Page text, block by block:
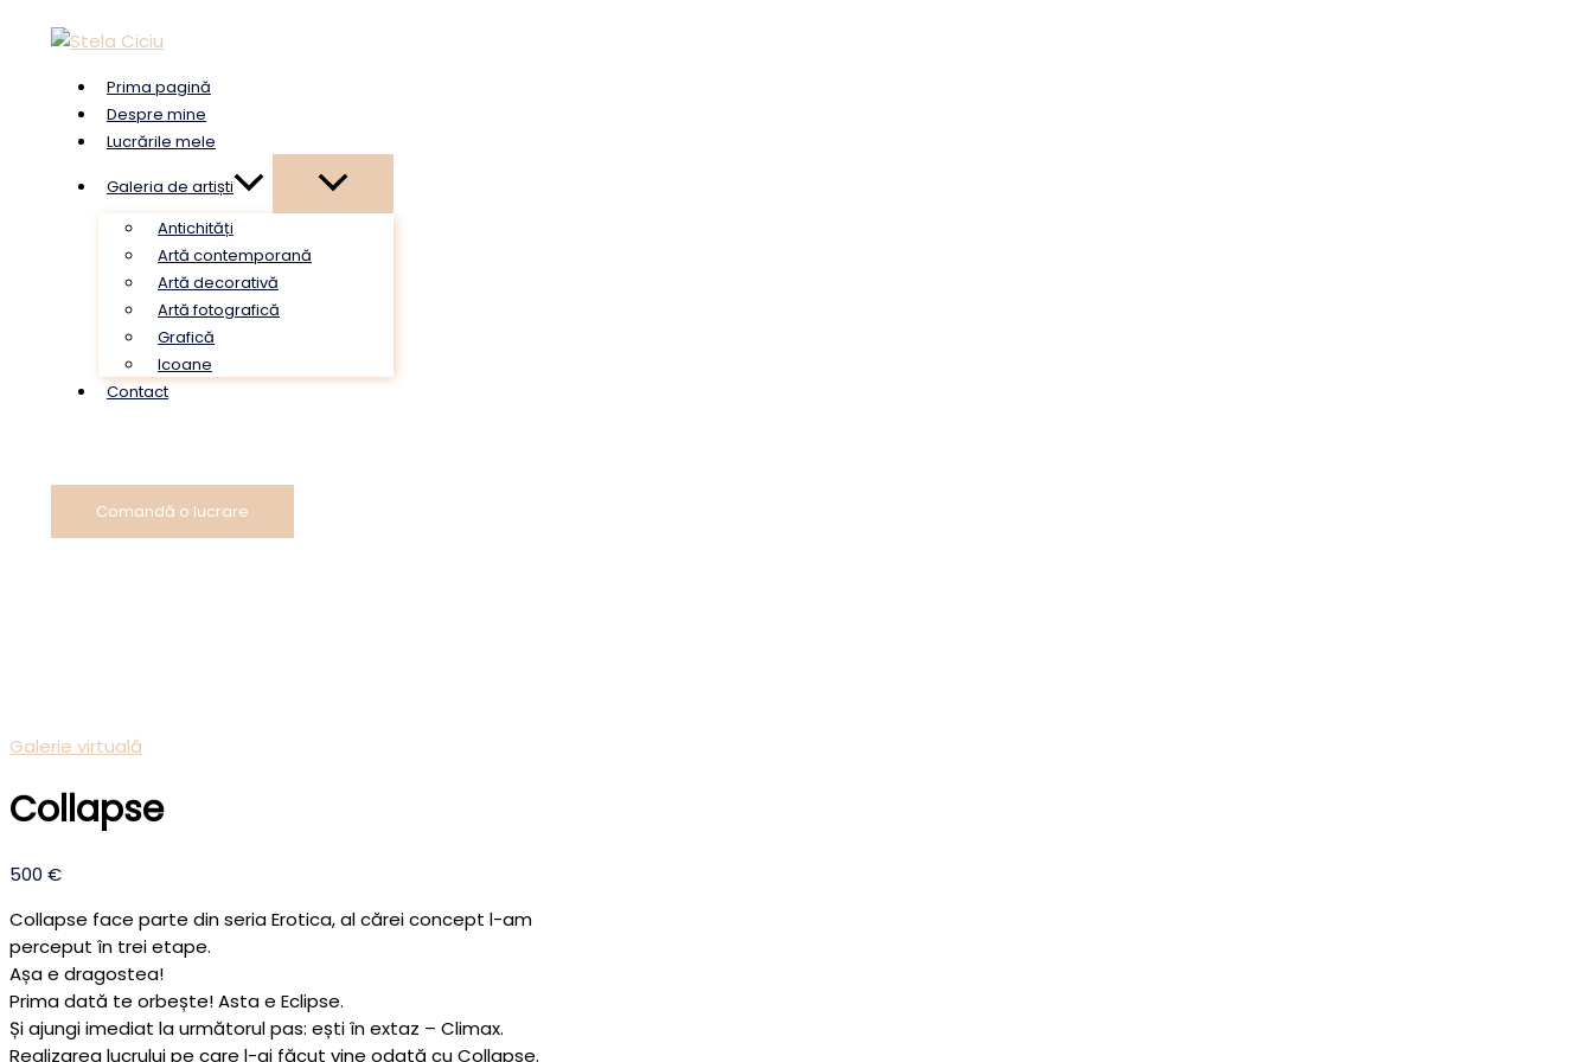
Prima pagină
Despre mine
Lucrările mele
Galeria de artiști
Antichități
Artă contemporană
Artă decorativă
Artă fotografică
Grafică
Icoane
Contact
Comandă o lucrare
Galerie virtuală
Collapse
500 €
Collapse face parte din seria Erotica, al cărei concept l-am
perceput în trei etape.
Așa e dragostea!
Prima dată te orbește! Asta e Eclipse.
Și ajungi imediat la următorul pas: ești în extaz – Climax.
Realizarea lucrului pe care l-ai făcut vine odată cu Collapse.